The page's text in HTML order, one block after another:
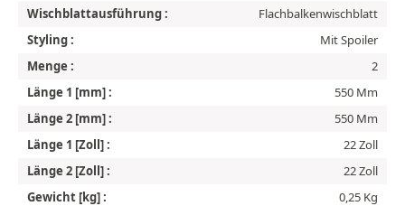
Wischblattausführung :
Flachbalkenwischblatt
Styling :
Mit Spoiler
Menge :
2
Länge 1 [mm] :
550 Mm
Länge 2 [mm] :
550 Mm
Länge 1 [Zoll] :
22 Zoll
Länge 2 [Zoll] :
22 Zoll
Gewicht [kg] :
0,25 Kg